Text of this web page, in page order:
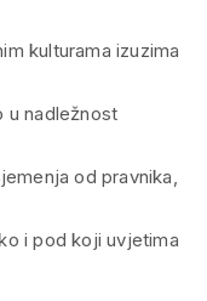
kulturama izuzima
u nadležnost
od pravnika,
i pod koji uvjetima